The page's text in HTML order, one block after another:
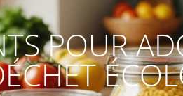
POUR